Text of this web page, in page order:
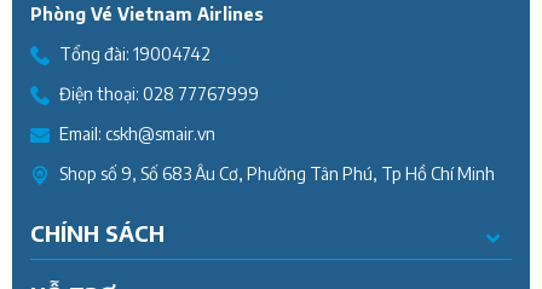
Phòng Vé Vietnam Airlines
Tổng đài: 19004742
Điện thoại: 028 77767999
Email: cskh@smair.vn
Shop số 9, Số 683 Âu Cơ, Phường Tân Phú, Tp Hồ Chí Minh
CHÍNH SÁCH